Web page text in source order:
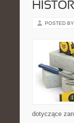
POSTED
dotyczące